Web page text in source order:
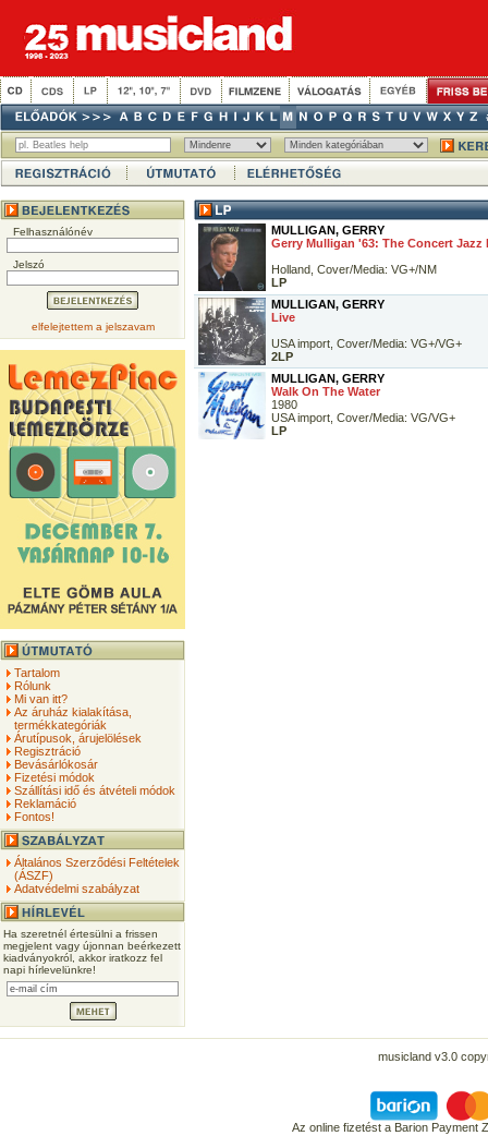
Felhasználónév
Jelszó
elfelejtettem a jelszavam
Tartalom
Rólunk
Mi van itt?
Az áruház kialakítása,
termékkategóriák
Árutípusok, árujelölések
Regisztráció
Bevásárlókosár
Fizetési módok
Szállítási idő és átvételi módok
Reklamáció
Fontos!
Általános Szerződési Feltételek
(ÁSZF)
Adatvédelmi szabályzat
Ha szeretnél értesülni a frissen
megjelent vagy újonnan beérkezett
kiadványokról, akkor iratkozz fel
napi hírlevelünkre!
MULLIGAN, GERRY
Gerry Mulligan '63: The Concert Jazz
Holland, Cover/Media: VG+/NM
LP
MULLIGAN, GERRY
Live
USA import, Cover/Media: VG+/VG+
2LP
MULLIGAN, GERRY
Walk On The Water
1980
USA import, Cover/Media: VG/VG+
LP
musicland v3.0
Az online fizetést a Barion Payment